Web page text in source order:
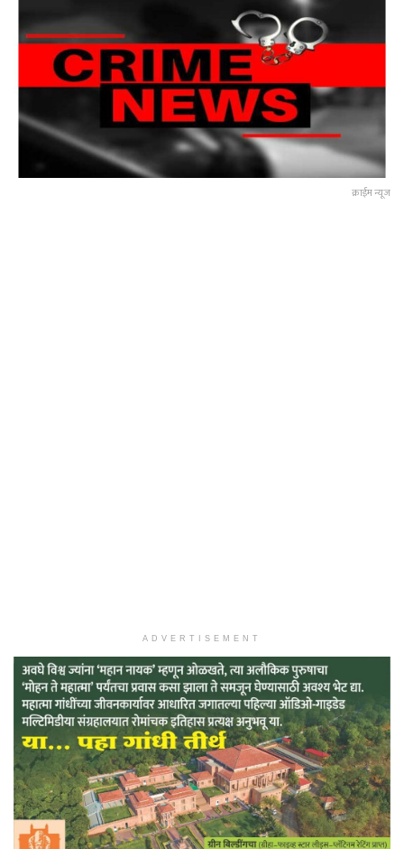
क्राईम न्यूज
ADVERTISEMENT